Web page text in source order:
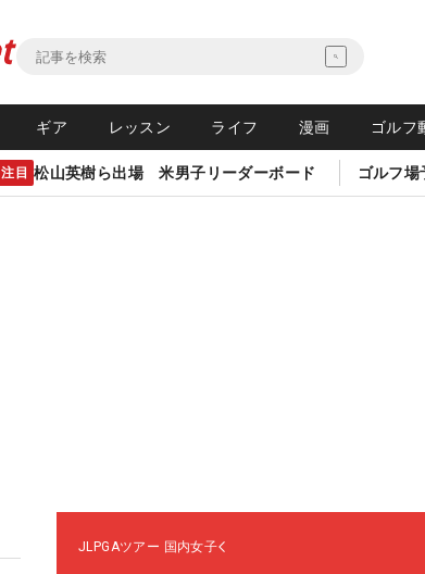
ギア レッスン ライフ 漫画 ゴルフ
注目 松山英樹ら出場 米男子リーダーボード ゴルフ場
JLPGAツアー 国内女子